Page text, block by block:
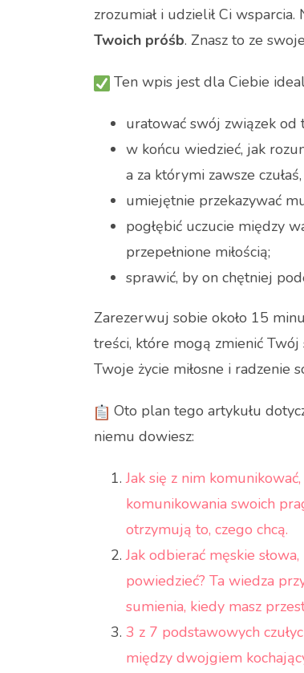
zrozumiał i udzielił Ci
Twoich próśb. Znasz to ze
Ten wpis jest dla Ciebie
uratować swój związek od
w końcu wiedzieć, jak
a za którymi zawsze
umiejętnie przekazywać
pogłębić uczucie między
przepełnione miłością;
sprawić, by on chętniej
Zarezerwuj sobie około 15
treści, które mogą zmienić
Twoje życie miłosne i radzenie
Oto plan tego artykułu
niemu dowiesz:
Jak się z nim
komunikowania swoich
otrzymują to, czego chcą.
Jak odbierać męskie
powiedzieć? Ta wiedza
sumienia, kiedy masz
3 z 7 podstawowych
między dwojgiem